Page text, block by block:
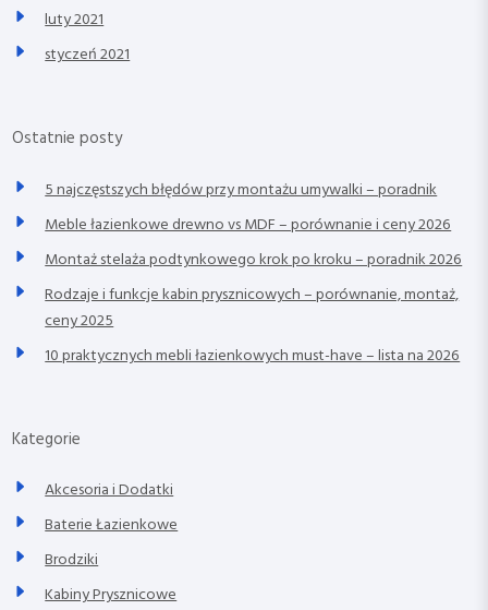
luty 2021
styczeń 2021
Ostatnie posty
5 najczęstszych błędów przy montażu umywalki – poradnik
Meble łazienkowe drewno vs MDF – porównanie i ceny 2026
Montaż stelaża podtynkowego krok po kroku – poradnik 2026
Rodzaje i funkcje kabin prysznicowych – porównanie, montaż,
ceny 2025
10 praktycznych mebli łazienkowych must-have – lista na 2026
Kategorie
Akcesoria i Dodatki
Baterie Łazienkowe
Brodziki
Kabiny Prysznicowe